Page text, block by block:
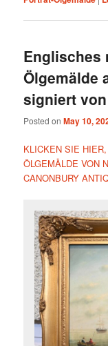
Englisches
Ölgemälde
signiert
Posted onMay 10,
KLICKEN SIE
ÖLGEMÄLDE VON
CANONBURY